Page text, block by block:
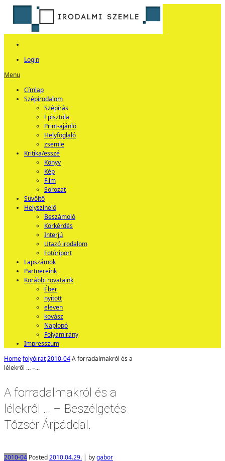
Login
Menu
Címlap
Szépirodalom
Szépírás
Episztola
Print-ajánló
Helyfoglaló
zsemle
Kritika/esszé
Könyv
Kép
Film
Sorozat
Süvöltő
Helyszínelő
Beszámoló
Körkérdés
Interjú
Utazó irodalom
Fotóriport
Lapszámok
Partnereink
Korábbi rovataink
Éber
nyitott
eleven
kovász
Naplopó
Folyamirány
Impresszum
Homefolyóirat2010-04A forradalmakról és a
lélekről … –...
A forradalmakról és a
lélekről … – Beszélgetés
Tőzsér Árpáddal.
2010-04 Posted2010.04.29. | bygabor